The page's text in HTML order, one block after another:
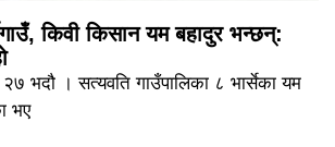
किवी किसान यम बहादुर भन्छन्:
२७ भदौ । सत्यवति गाउँपालिका ८ भार्सेका यम
भए